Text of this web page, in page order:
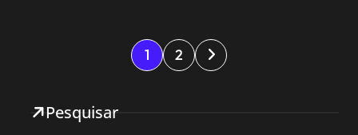
P 1 2
Pesquisar